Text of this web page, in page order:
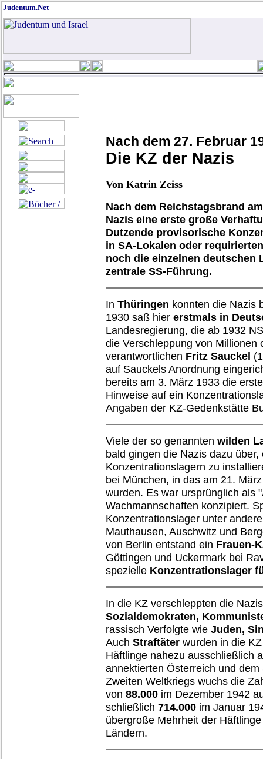
Judentum.Net
Nach dem 27. Februar
Die KZ der Nazis
Von Katrin Zeiss
Nach dem Reichstagsbrand
Nazis eine erste große
Dutzende provisorische
in SA-Lokalen oder
noch die einzelnen deutschen
zentrale SS-Führung.
In Thüringen konnten die Nazis
1930 saß hier erstmals in
Landesregierung, die ab 1932
die Verschleppung von
verantwortlichen Fritz Sauckel
auf Sauckels Anordnung
bereits am 3. März 1933 die
Hinweise auf ein
Angaben der KZ-Gedenkstätte
Viele der so genannten wilden
bald gingen die Nazis dazu
Konzentrationslagern zu
bei München, in das am 21.
wurden. Es war ursprünglich als
Wachmannschaften konzipiert.
Konzentrationslager unter
Mauthausen, Auschwitz und
von Berlin entstand ein Frauen-
Göttingen und Uckermark bei
spezielle Konzentrationslager
In die KZ verschleppten die
Sozialdemokraten,
rassisch Verfolgte wie Juden,
Auch Straftäter wurden in die
Häftlinge nahezu ausschließlich
annektierten Österreich und
Zweiten Weltkriegs wuchs die
von 88.000 im Dezember 1942
schließlich 714.000 im Januar
übergroße Mehrheit der
Ländern.